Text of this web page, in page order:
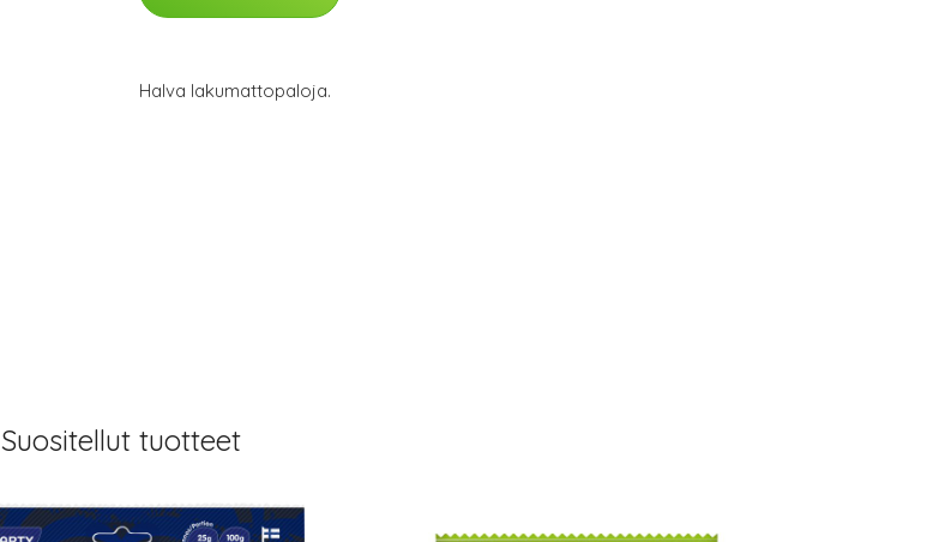
Halva lakumattopaloja.
Suositellut tuotteet